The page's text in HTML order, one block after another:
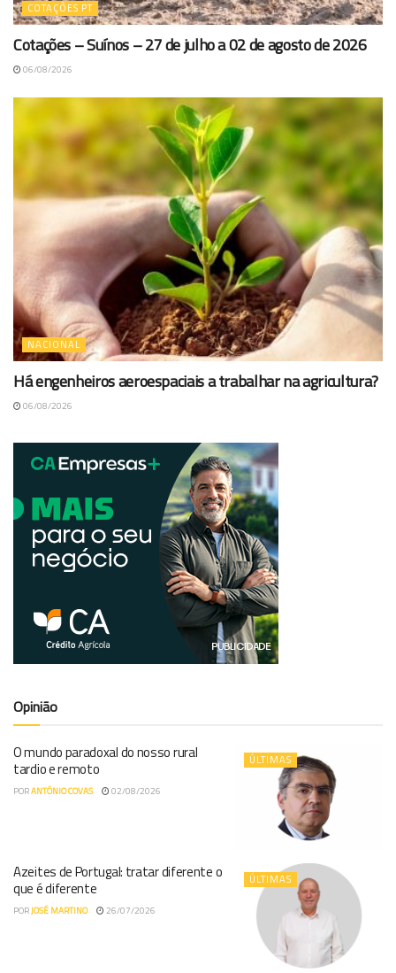
COTAÇÕES PT
Cotações – Suínos – 27 de julho a 02 de agosto de 2026
06/08/2026
NACIONAL
Há engenheiros aeroespaciais a trabalhar na agricultura?
06/08/2026
Opinião
ÚLTIMAS
O mundo paradoxal do nosso rural
tardio e remoto
PORANTÓNIO COVAS 02/08/2026
ÚLTIMAS
Azeites de Portugal: tratar diferente o
que é diferente
PORJOSÉ MARTINO 26/07/2026